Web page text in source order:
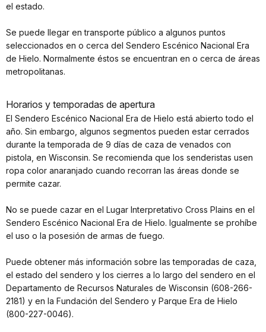
el estado.
Se puede llegar en transporte público a algunos puntos
seleccionados en o cerca del Sendero Escénico Nacional Era
de Hielo. Normalmente éstos se encuentran en o cerca de áreas
metropolitanas.
Horarios y temporadas de apertura
El Sendero Escénico Nacional Era de Hielo está abierto todo el
año. Sin embargo, algunos segmentos pueden estar cerrados
durante la temporada de 9 días de caza de venados con
pistola, en Wisconsin. Se recomienda que los senderistas usen
ropa color anaranjado cuando recorran las áreas donde se
permite cazar.
No se puede cazar en el Lugar Interpretativo Cross Plains en el
Sendero Escénico Nacional Era de Hielo. Igualmente se prohíbe
el uso o la posesión de armas de fuego.
Puede obtener más información sobre las temporadas de caza,
el estado del sendero y los cierres a lo largo del sendero en el
Departamento de Recursos Naturales de Wisconsin (608-266-
2181) y en la Fundación del Sendero y Parque Era de Hielo
(800-227-0046).